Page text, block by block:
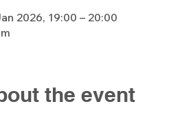
2026, 19:00 – 20:00
the event